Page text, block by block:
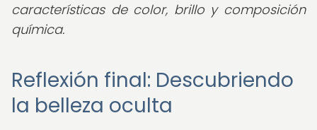
características de color, brillo y composición
química.
Reflexión final: Descubriendo
la belleza oculta